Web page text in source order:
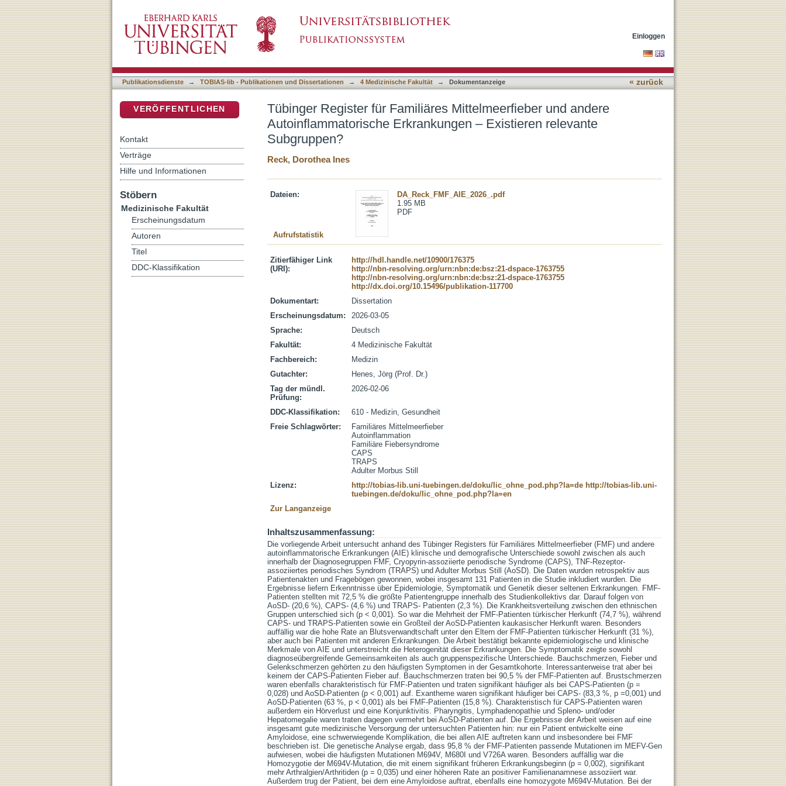
– Existieren relevante Subgruppen?
Einloggen
Publikationsdienste → TOBIAS-lib - Publikationen und Dissertationen → 4 Medizinische Fakultät → Dokumentanzeige « zurück
Tübinger Register für Familiäres Mittelmeerfieber und andere
Autoinflammatorische Erkrankungen – Existieren relevante
Subgruppen?
Reck, Dorothea Ines
Dateien:
DA_Reck_FMF_AIE_2026_.pdf
1.95 MB
PDF
Aufrufstatistik
Zitierfähiger Link
(URI):
http://hdl.handle.net/10900/176375
http://nbn-resolving.org/urn:nbn:de:bsz:21-dspace-1763755
http://nbn-resolving.org/urn:nbn:de:bsz:21-dspace-1763755
http://dx.doi.org/10.15496/publikation-117700
Dokumentart:
Dissertation
Erscheinungsdatum:
2026-03-05
Sprache:
Deutsch
Fakultät:
4 Medizinische Fakultät
Fachbereich:
Medizin
Gutachter:
Henes, Jörg (Prof. Dr.)
Tag der mündl.
Prüfung:
2026-02-06
DDC-Klassifikation:
610 - Medizin, Gesundheit
Freie Schlagwörter:
Familiäres Mittelmeerfieber
Autoinflammation
Familiäre Fiebersyndrome
CAPS
TRAPS
Adulter Morbus Still
Lizenz:
http://tobias-lib.uni-tuebingen.de/doku/lic_ohne_pod.php?la=de http://tobias-lib.uni-
tuebingen.de/doku/lic_ohne_pod.php?la=en
Zur Langanzeige
Inhaltszusammenfassung:
Die vorliegende Arbeit untersucht anhand des Tübinger Registers für Familiäres Mittelmeerfieber (FMF) und andere
autoinflammatorische Erkrankungen (AIE) klinische und demografische Unterschiede sowohl zwischen als auch
innerhalb der Diagnosegruppen FMF, Cryopyrin-assoziierte periodische Syndrome (CAPS), TNF-Rezeptor-
assoziiertes periodisches Syndrom (TRAPS) und Adulter Morbus Still (AoSD). Die Daten wurden retrospektiv aus
Patientenakten und Fragebögen gewonnen, wobei insgesamt 131 Patienten in die Studie inkludiert wurden. Die
Ergebnisse liefern Erkenntnisse über Epidemiologie, Symptomatik und Genetik dieser seltenen Erkrankungen. FMF-
Patienten stellten mit 72,5 % die größte Patientengruppe innerhalb des Studienkollektivs dar. Darauf folgen von
AoSD- (20,6 %), CAPS- (4,6 %) und TRAPS- Patienten (2,3 %). Die Krankheitsverteilung zwischen den ethnischen
Gruppen unterschied sich (p < 0,001). So war die Mehrheit der FMF-Patienten türkischer Herkunft (74,7 %), während
CAPS- und TRAPS-Patienten sowie ein Großteil der AoSD-Patienten kaukasischer Herkunft waren. Besonders
auffällig war die hohe Rate an Blutsverwandtschaft unter den Eltern der FMF-Patienten türkischer Herkunft (31 %),
aber auch bei Patienten mit anderen Erkrankungen. Die Arbeit bestätigt bekannte epidemiologische und klinische
Merkmale von AIE und unterstreicht die Heterogenität dieser Erkrankungen. Die Symptomatik zeigte sowohl
diagnoseübergreifende Gemeinsamkeiten als auch gruppenspezifische Unterschiede. Bauchschmerzen, Fieber und
Gelenkschmerzen gehörten zu den häufigsten Symptomen in der Gesamtkohorte. Interessanterweise trat aber bei
keinem der CAPS-Patienten Fieber auf. Bauchschmerzen traten bei 90,5 % der FMF-Patienten auf. Brustschmerzen
waren ebenfalls charakteristisch für FMF-Patienten und traten signifikant häufiger als bei CAPS-Patienten (p =
0,028) und AoSD-Patienten (p < 0,001) auf. Exantheme waren signifikant häufiger bei CAPS- (83,3 %, p =0,001) und
AoSD-Patienten (63 %, p < 0,001) als bei FMF-Patienten (15,8 %). Charakteristisch für CAPS-Patienten waren
außerdem ein Hörverlust und eine Konjunktivitis. Pharyngitis, Lymphadenopathie und Spleno- und/oder
Hepatomegalie waren traten dagegen vermehrt bei AoSD-Patienten auf. Die Ergebnisse der Arbeit weisen auf eine
insgesamt gute medizinische Versorgung der untersuchten Patienten hin: nur ein Patient entwickelte eine
Amyloidose, eine schwerwiegende Komplikation, die bei allen AIE auftreten kann und insbesondere bei FMF
beschrieben ist. Die genetische Analyse ergab, dass 95,8 % der FMF-Patienten passende Mutationen im MEFV-Gen
aufwiesen, wobei die häufigsten Mutationen M694V, M680I und V726A waren. Besonders auffällig war die
Homozygotie der M694V-Mutation, die mit einem signifikant früheren Erkrankungsbeginn (p = 0,002), signifikant
mehr Arthralgien/Arthritiden (p = 0,035) und einer höheren Rate an positiver Familienanamnese assoziiert war.
Außerdem trug der Patient, bei dem eine Amyloidose auftrat, ebenfalls eine homozygote M694V-Mutation. Bei der
VERÖFFENTLICHEN
Kontakt
Verträge
Hilfe und Informationen
Stöbern
Medizinische Fakultät
Erscheinungsdatum
Autoren
Titel
DDC-Klassifikation